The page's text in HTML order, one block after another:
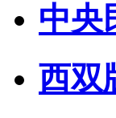
中央
西双